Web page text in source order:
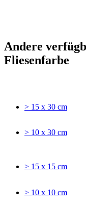
Andere
Fliesenfarbe
> 15 x 30 cm
> 10 x 30 cm
> 15 x 15 cm
> 10 x 10 cm